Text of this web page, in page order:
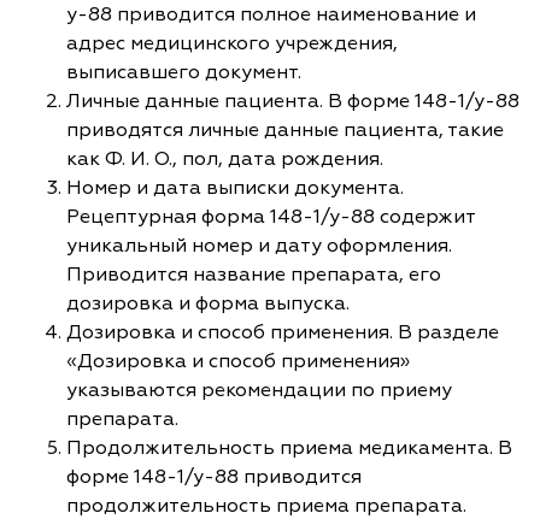
у-88 приводится полное наименование и
адрес медицинского учреждения,
выписавшего документ.
Личные данные пациента. В форме 148-1/у-88
приводятся личные данные пациента, такие
как Ф. И. О., пол, дата рождения.
Номер и дата выписки документа.
Рецептурная форма 148-1/у-88 содержит
уникальный номер и дату оформления.
Приводится название препарата, его
дозировка и форма выпуска.
Дозировка и способ применения. В разделе
«Дозировка и способ применения»
указываются рекомендации по приему
препарата.
Продолжительность приема медикамента. В
форме 148-1/у-88 приводится
продолжительность приема препарата.